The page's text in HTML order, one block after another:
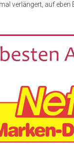
verlängert, auf eben